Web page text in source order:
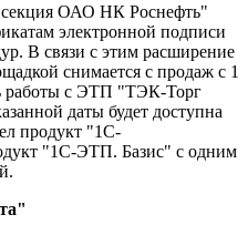
ОАО НК Роснефть"
электронной подписи
В связи с этим расширение
снимается с продаж с 1
работы с ЭТП "ТЭК-Торг
даты будет доступна
продукт "1С-
"1С-ЭТП. Базис" с одним